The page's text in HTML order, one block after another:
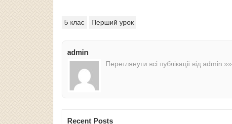
5 клас Перший урок
admin
Переглянути всі публікації від admin »»
Recent Posts